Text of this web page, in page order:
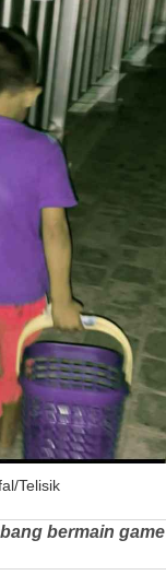
Telisik
bermain game